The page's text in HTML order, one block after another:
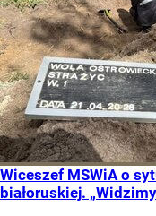
Wiceszef MSWiA o
białoruskiej.